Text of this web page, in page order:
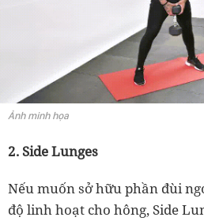
Ảnh minh họa
2. Side Lunges
Nếu muốn sở hữu phần đùi
độ linh hoạt cho hông, Side